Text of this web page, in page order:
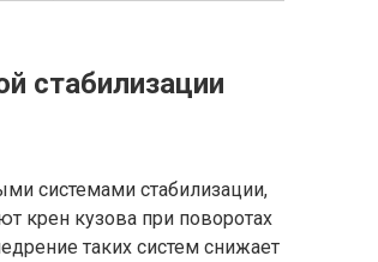
стабилизации
системами стабилизации,
крен кузова при поворотах
таких систем снижает